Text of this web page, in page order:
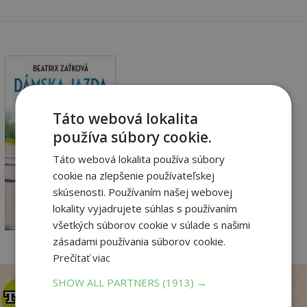
9,90€
9,41
Dámska jazda na dno
duše
Zaťková Beatrix
Vypredané
TOP
TOP
Táto webová lokalita
používa súbory cookie.
Táto webová lokalita používa súbory
cookie na zlepšenie používateľskej
skúsenosti. Používaním našej webovej
lokality vyjadrujete súhlas s používaním
všetkých súborov cookie v súlade s našimi
zásadami používania súborov cookie.
Prečítať viac
SHOW ALL PARTNERS(1913) →